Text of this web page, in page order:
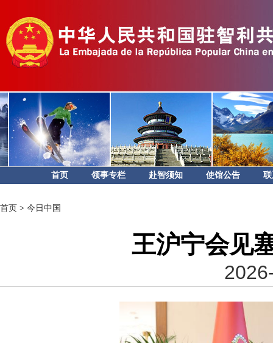
首页 领事专栏 赴智须知 使馆公告
首页 > 今日中国
王沪宁会见